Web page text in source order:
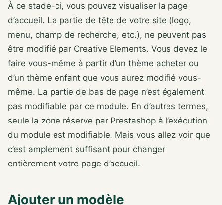
À ce stade-ci, vous pouvez visualiser la page
d’accueil. La partie de tête de votre site (logo,
menu, champ de recherche, etc.), ne peuvent pas
être modifié par Creative Elements. Vous devez le
faire vous-même à partir d’un thème acheter ou
d’un thème enfant que vous aurez modifié vous-
même. La partie de bas de page n’est également
pas modifiable par ce module. En d’autres termes,
seule la zone réserve par Prestashop à l’exécution
du module est modifiable. Mais vous allez voir que
c’est amplement suffisant pour changer
entièrement votre page d’accueil.
Ajouter un modèle